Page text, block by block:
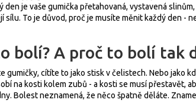
den je vaše gumička přetahovaná, vystavená
sílu. To je důvod, proč je musíte měnit každý den -
bolí? A proč to bolí tak
gumičky, cítíte to jako stisk v čelistech. Nebo jako
na kosti kolem zubů - a kosti se musí přestavět,
Bolest neznamená, že něco špatně děláte.